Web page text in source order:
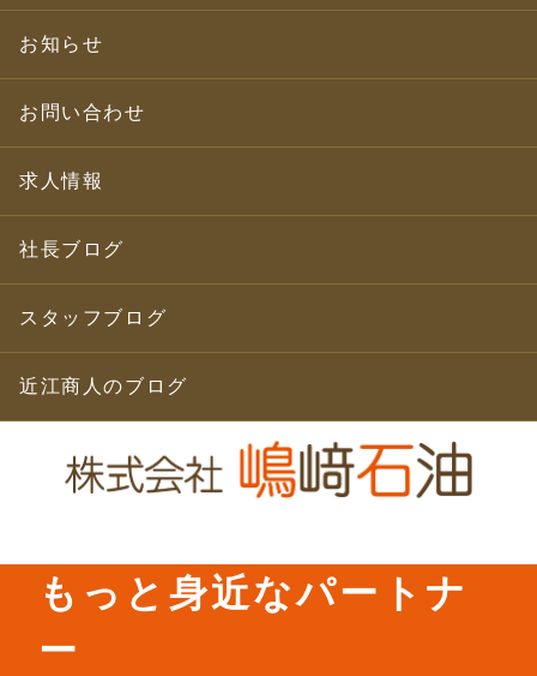
お知らせ
お問い合わせ
求人情報
社長ブログ
スタッフブログ
近江商人のブログ
もっと身近なパートナ
ー